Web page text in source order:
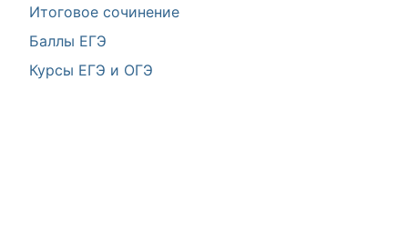
Итоговое сочинение
Баллы ЕГЭ
Курсы ЕГЭ и ОГЭ